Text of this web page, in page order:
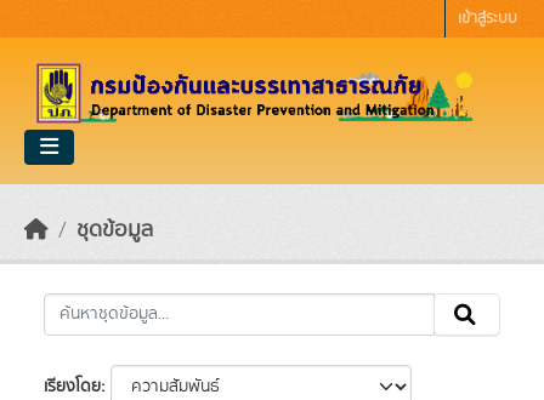
เข้าสู่ระบบ
ชุดข้อมูล
เรียงโดย